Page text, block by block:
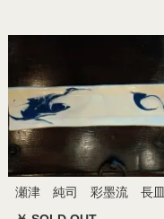
瀬津 純司 彩墨流 長皿